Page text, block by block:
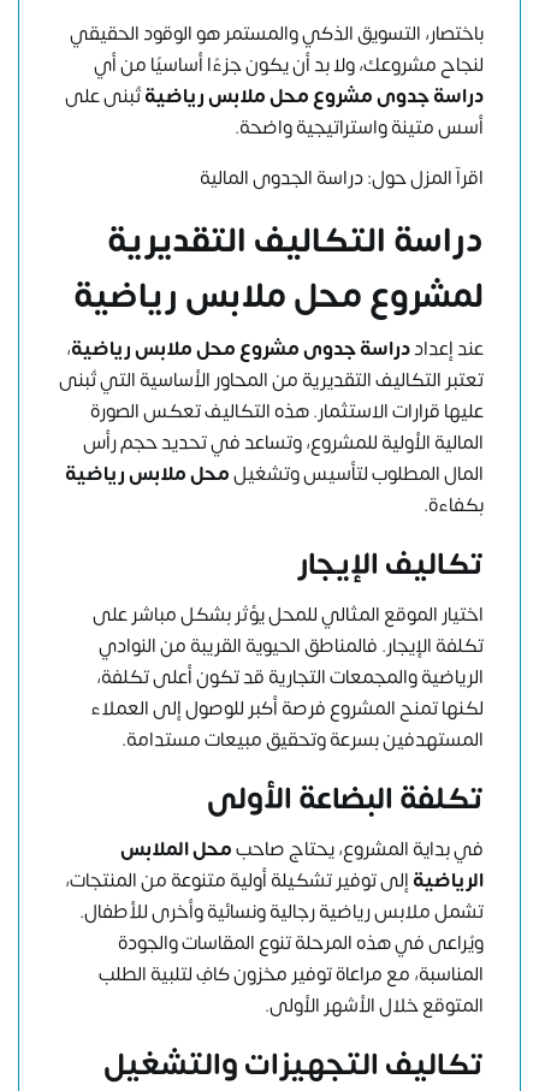
باختصار، التسويق الذكي والمستمر هو الوقود الحقيقي
لنجاح مشروعك، ولا بد أن يكون جزءًا أساسيًا من أي
دراسة جدوى مشروع محل ملابس رياضيةتُبنى على
أسس متينة واستراتيجية واضحة.
اقرآ المزل حول:دراسة الجدوى المالية
دراسة التكاليف التقديرية
لمشروع محل ملابس رياضية
عند إعداددراسة جدوى مشروع محل ملابس رياضية،
تعتبر التكاليف التقديرية من المحاور الأساسية التي تُبنى
عليها قرارات الاستثمار. هذه التكاليف تعكس الصورة
المالية الأولية للمشروع، وتساعد في تحديد حجم رأس
المال المطلوب لتأسيس وتشغيلمحل ملابس رياضية
بكفاءة.
تكاليف الإيجار
اختيار الموقع المثالي للمحل يؤثر بشكل مباشر على
تكلفة الإيجار. فالمناطق الحيوية القريبة من النوادي
الرياضية والمجمعات التجارية قد تكون أعلى تكلفة،
لكنها تمنح المشروع فرصة أكبر للوصول إلى العملاء
المستهدفين بسرعة وتحقيق مبيعات مستدامة.
تكلفة البضاعة الأولى
في بداية المشروع، يحتاج صاحبمحل الملابس
الرياضيةإلى توفير تشكيلة أولية متنوعة من المنتجات،
تشمل ملابس رياضية رجالية ونسائية وأخرى للأطفال.
ويُراعى في هذه المرحلة تنوع المقاسات والجودة
المناسبة، مع مراعاة توفير مخزون كافٍ لتلبية الطلب
المتوقع خلال الأشهر الأولى.
تكاليف التجهيزات والتشغيل